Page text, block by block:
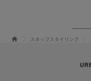
スタッフスタイリング